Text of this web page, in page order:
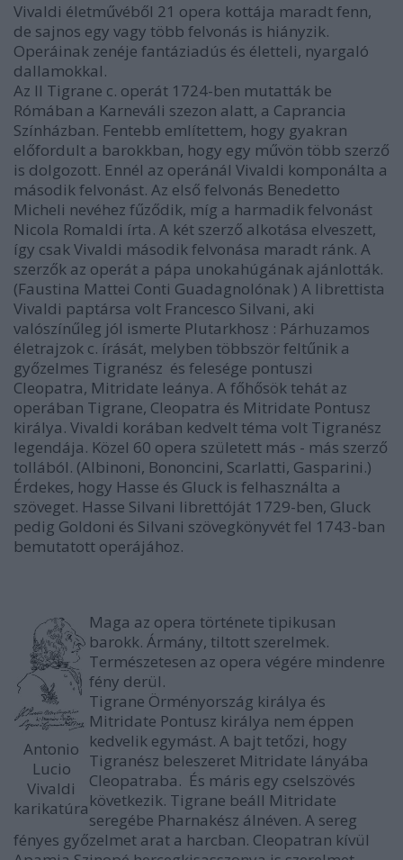
Vivaldi életművéből 21 opera kottája maradt fenn,
de sajnos egy vagy több felvonás is hiányzik.
Operáinak zenéje fantáziadús és életteli, nyargaló
dallamokkal.
Az Il Tigrane c. operát 1724-ben mutatták be
Rómában a Karneváli szezon alatt, a Caprancia
Színházban. Fentebb említettem, hogy gyakran
előfordult a barokkban, hogy egy művön több szerző
is dolgozott. Ennél az operánál Vivaldi komponálta a
második felvonást. Az első felvonás Benedetto
Micheli nevéhez fűződik, míg a harmadik felvonást
Nicola Romaldi írta. A két szerző alkotása elveszett,
így csak Vivaldi második felvonása maradt ránk. A
szerzők az operát a pápa unokahúgának ajánlották.
(Faustina Mattei Conti Guadagnolónak ) A librettista
Vivaldi paptársa volt Francesco Silvani, aki
valószínűleg jól ismerte Plutarkhosz : Párhuzamos
életrajzok c. írását, melyben többször feltűnik a
győzelmes Tigranész és felesége pontuszi
Cleopatra, Mitridate leánya. A főhősök tehát az
operában Tigrane, Cleopatra és Mitridate Pontusz
királya. Vivaldi korában kedvelt téma volt Tigranész
legendája. Közel 60 opera született más - más szerző
tollából. (Albinoni, Bononcini, Scarlatti, Gasparini.)
Érdekes, hogy Hasse és Gluck is felhasználta a
szöveget. Hasse Silvani librettóját 1729-ben, Gluck
pedig Goldoni és Silvani szövegkönyvét fel 1743-ban
bemutatott operájához.
Antonio
Lucio
Vivaldi
karikatúra
Maga az opera története tipikusan
barokk. Ármány, tiltott szerelmek.
Természetesen az opera végére mindenre
fény derül.
Tigrane Örményország királya és
Mitridate Pontusz királya nem éppen
kedvelik egymást. A bajt tetőzi, hogy
Tigranész beleszeret Mitridate lányába
Cleopatraba. És máris egy cselszövés
következik. Tigrane beáll Mitridate
seregébe Pharnakész álnéven. A sereg
fényes győzelmet arat a harcban. Cleopatran kívül